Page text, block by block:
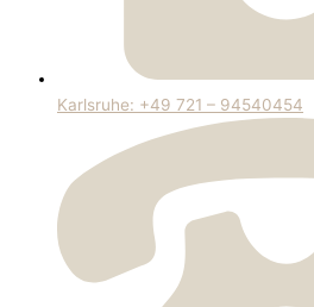
Karlsruhe: +49 721 – 94540454